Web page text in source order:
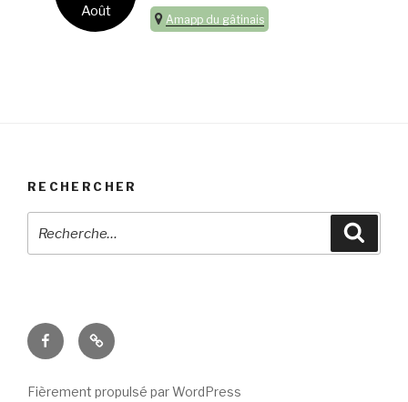
Août
Amapp du gâtinais
RECHERCHER
pour
Facebook
E-
mail
Fièrement propulsé par WordPress